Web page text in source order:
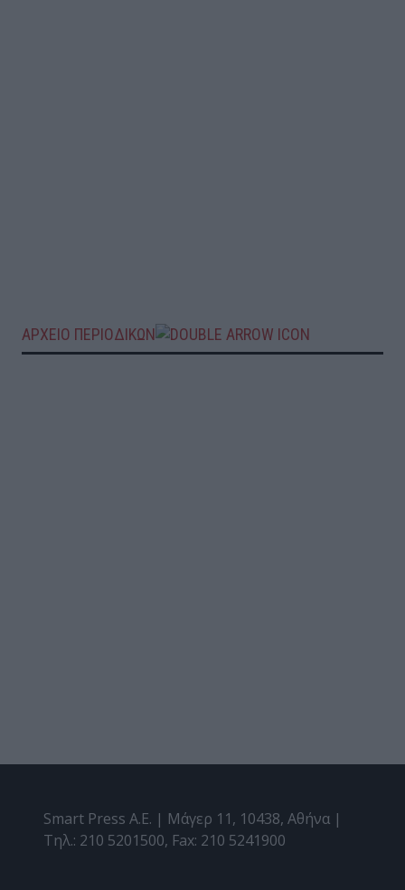
ΑΡΧΕΙΟ ΠΕΡΙΟΔΙΚΩΝ
Smart Press A.E. | Μάγερ 11, 10438, Αθήνα |
Τηλ.: 210 5201500, Fax: 210 5241900